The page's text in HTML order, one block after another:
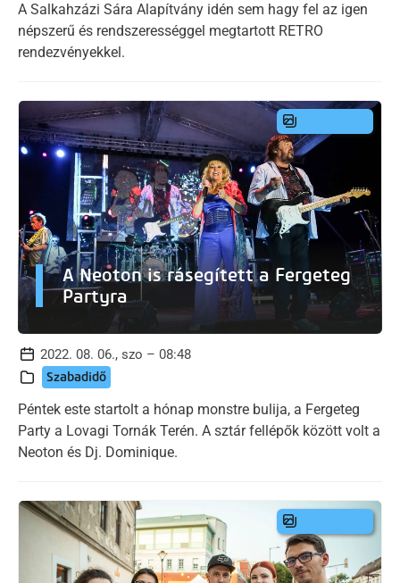
A Salkahzázi Sára Alapítvány idén sem hagy fel az igen
népszerű és rendszerességgel megtartott RETRO
rendezvényekkel.
A Neoton is rásegített a Fergeteg
Partyra
2022. 08. 06., szo – 08:48
Szabadidő
Péntek este startolt a hónap monstre bulija, a Fergeteg
Party a Lovagi Tornák Terén. A sztár fellépők között volt a
Neoton és Dj. Dominique.